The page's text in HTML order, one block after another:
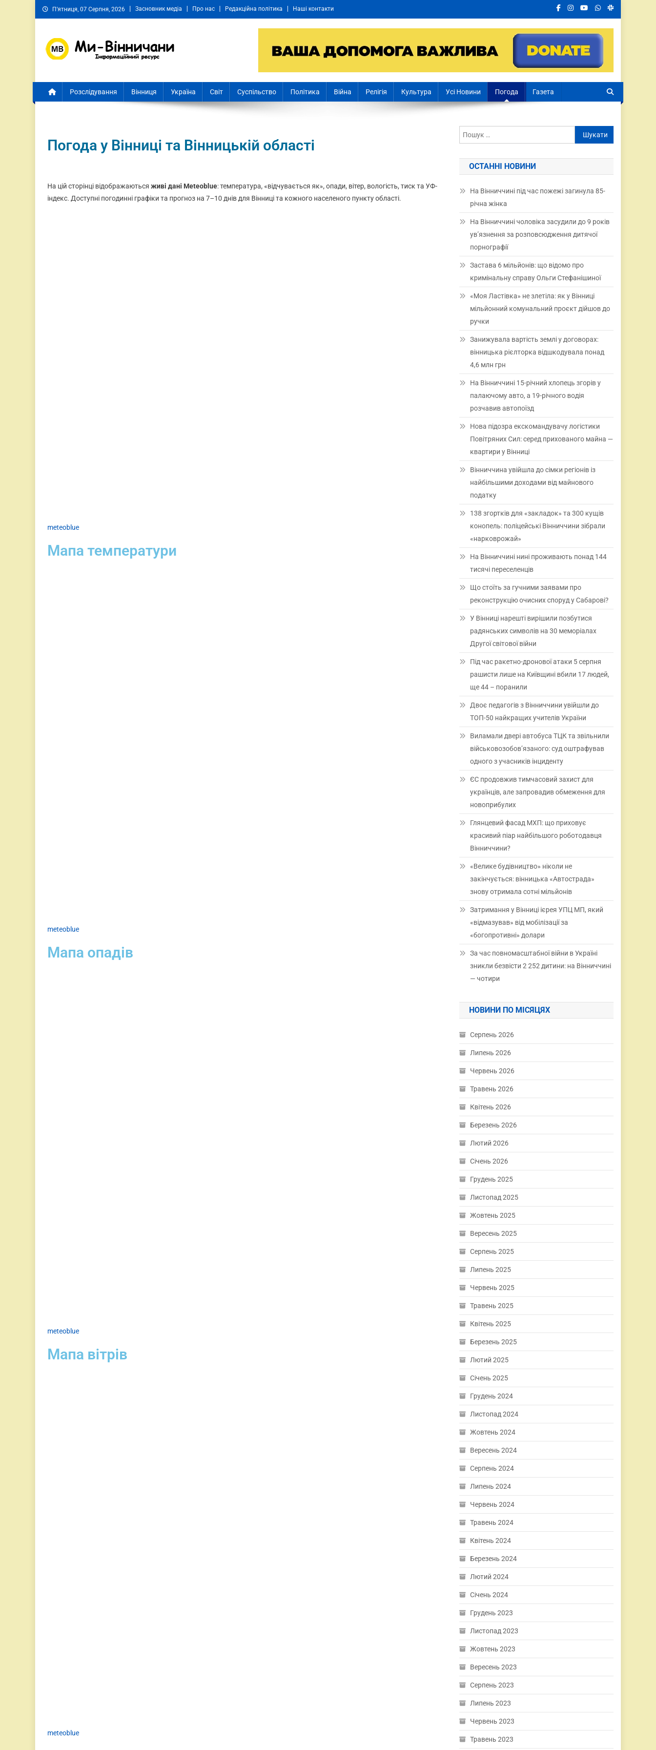
П’ятниця, 07 Серпня, 2026 Засновник медіа Про нас Редакційна політика Наші контакти
Розслідування Вінниця Україна Світ Суспільство Політика Війна Релігія Культура Усі Новини Погода Газета
Погода у Вінниці та Вінницькій області
На цій сторінці відображаються живі дані Meteoblue: температура, «відчувається як», опади, вітер, вологість, тиск та УФ-
індекс. Доступні погодинні графіки та прогноз на 7–10 днів для Вінниці та кожного населеного пункту області.
meteoblue
Мапа температури
meteoblue
Мапа опадів
meteoblue
Мапа вітрів
meteoblue
ОСТАННІ НОВИНИ
На Вінниччині під час пожежі загинула 85-
річна жінка
На Вінниччині чоловіка засудили до 9 років
ув’язнення за розповсюдження дитячої
порнографії
Застава 6 мільйонів: що відомо про
кримінальну справу Ольги Стефанішиної
«Моя Ластівка» не злетіла: як у Вінниці
мільйонний комунальний проєкт дійшов до
ручки
Занижувала вартість землі у договорах:
вінницька рієлторка відшкодувала понад
4,6 млн грн
На Вінниччині 15-річний хлопець згорів у
палаючому авто, а 19-річного водія
розчавив автопоїзд
Нова підозра екскомандувачу логістики
Повітряних Сил: серед прихованого майна —
квартири у Вінниці
Вінниччина увійшла до сімки регіонів із
найбільшими доходами від майнового
податку
138 згортків для «закладок» та 300 кущів
конопель: поліцейські Вінниччини зібрали
«нарковрожай»
На Вінниччині нині проживають понад 144
тисячі переселенців
Що стоїть за гучними заявами про
реконструкцію очисних споруд у Сабарові?
У Вінниці нарешті вирішили позбутися
радянських символів на 30 меморіалах
Другої світової війни
Під час ракетно-дронової атаки 5 серпня
рашисти лише на Київщині вбили 17 людей,
ще 44 – поранили
Двоє педагогів з Вінниччини увійшли до
ТОП-50 найкращих учителів України
Виламали двері автобуса ТЦК та звільнили
військовозобов’язаного: суд оштрафував
одного з учасників інциденту
ЄС продовжив тимчасовий захист для
українців, але запровадив обмеження для
новоприбулих
Глянцевий фасад МХП: що приховує
красивий піар найбільшого роботодавця
Вінниччини?
«Велике будівництво» ніколи не
закінчується: вінницька «Автострада»
знову отримала сотні мільйонів
Затримання у Вінниці ієрея УПЦ МП, який
«відмазував» від мобілізації за
«богопротивні» долари
За час повномасштабної війни в Україні
зникли безвісти 2 252 дитини: на Вінниччині
— чотири
НОВИНИ ПО МІСЯЦЯХ
Серпень 2026
Липень 2026
Червень 2026
Травень 2026
Квітень 2026
Березень 2026
Лютий 2026
Січень 2026
Грудень 2025
Листопад 2025
Жовтень 2025
Вересень 2025
Серпень 2025
Липень 2025
Червень 2025
Травень 2025
Квітень 2025
Березень 2025
Лютий 2025
Січень 2025
Грудень 2024
Листопад 2024
Жовтень 2024
Вересень 2024
Серпень 2024
Липень 2024
Червень 2024
Травень 2024
Квітень 2024
Березень 2024
Лютий 2024
Січень 2024
Грудень 2023
Листопад 2023
Жовтень 2023
Вересень 2023
Серпень 2023
Липень 2023
Червень 2023
Травень 2023